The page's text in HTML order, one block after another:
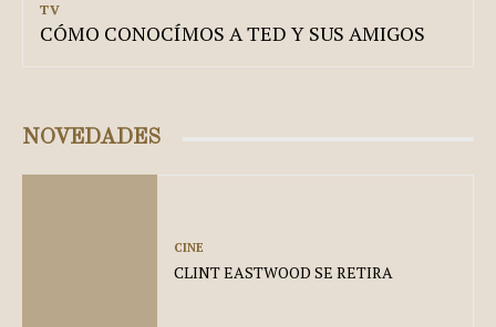
TV
CÓMO CONOCÍMOS A TED Y SUS AMIGOS
NOVEDADES
CINE
CLINT EASTWOOD SE RETIRA